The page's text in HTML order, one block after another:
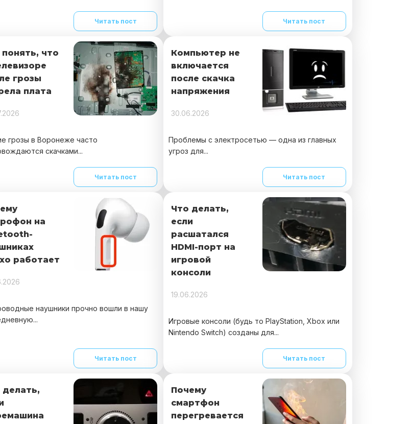
Читать пост Читать пост
понять, что
грозы
плата
грозы в Воронеже часто
скачками...
Читать пост
Компьютер не
включается
после скачка
напряжения
30.06.2026
Проблемы с электросетью — одна из главных
угроз для...
Читать пост
на
работает
наушники прочно вошли в нашу
Читать пост
Что делать,
если
расшатался
HDMI-порт на
игровой
консоли
19.06.2026
Игровые консоли (будь то PlayStation, Xbox или
Nintendo Switch) созданы для...
Читать пост
делать,
Почему
смартфон
перегревается